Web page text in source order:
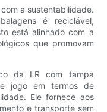
a sustentabilidade.
é reciclável,
está alinhado com a
que promovam
da LR com tampa
jogo em termos de
Ele fornece aos
e transporte sem